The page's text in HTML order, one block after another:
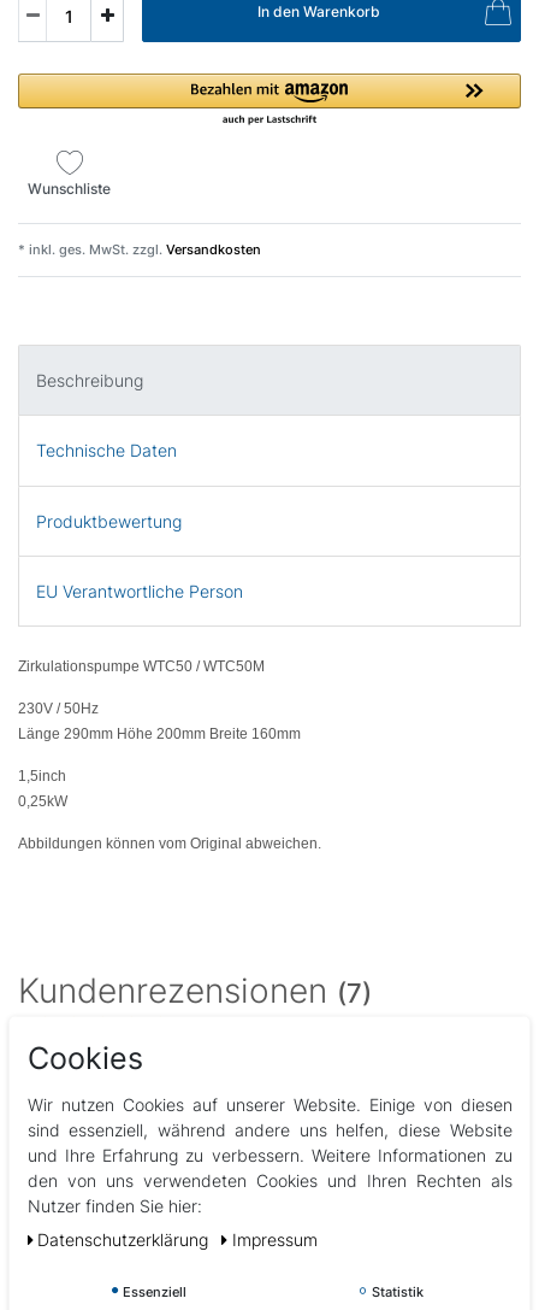
In den Warenkorb
Wunschliste
* inkl. ges. MwSt. zzgl. Versandkosten
Beschreibung
Technische Daten
Produktbewertung
EU Verantwortliche Person
Zirkulationspumpe WTC50 / WTC50M
230V / 50Hz
Länge 290mm Höhe 200mm Breite 160mm
1,5inch
0,25kW
Abbildungen können vom Original abweichen.
Kundenrezensionen (7)
4
0
3
0
2
0
1
0
Cookies
Wir nutzen Cookies auf unserer Website. Einige von diesen
sind essenziell, während andere uns helfen, diese Website
und Ihre Erfahrung zu verbessern. Weitere Informationen zu
den von uns verwendeten Cookies und Ihren Rechten als
Nutzer finden Sie hier:
Daten­schutz­erklärung
Impressum
Essenziell Statistik